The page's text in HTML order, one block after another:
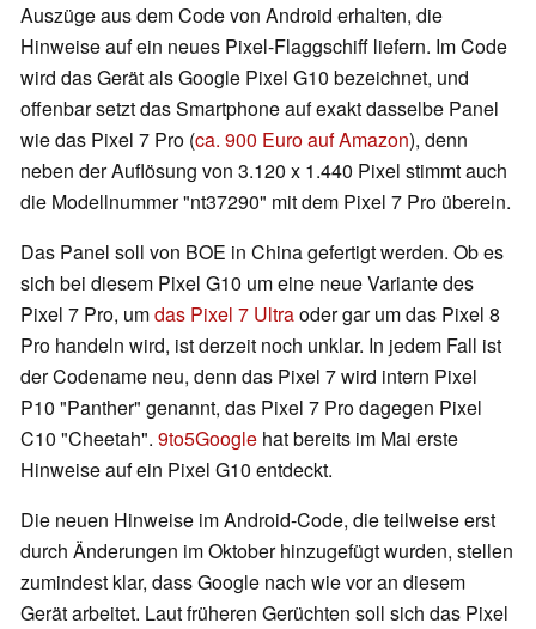
Auszüge aus dem Code von Android erhalten, die
Hinweise auf ein neues Pixel-Flaggschiff liefern. Im Code
wird das Gerät als Google Pixel G10 bezeichnet, und
offenbar setzt das Smartphone auf exakt dasselbe Panel
wie das Pixel 7 Pro (ca. 900 Euro auf Amazon), denn
neben der Auflösung von 3.120 x 1.440 Pixel stimmt auch
die Modellnummer "nt37290" mit dem Pixel 7 Pro überein.
Das Panel soll von BOE in China gefertigt werden. Ob es
sich bei diesem Pixel G10 um eine neue Variante des
Pixel 7 Pro, umdas Pixel 7 Ultraoder gar um das Pixel 8
Pro handeln wird, ist derzeit noch unklar. In jedem Fall ist
der Codename neu, denn das Pixel 7 wird intern Pixel
P10 "Panther" genannt, das Pixel 7 Pro dagegen Pixel
C10 "Cheetah". 9to5Google hat bereits im Mai erste
Hinweise auf ein Pixel G10 entdeckt.
Die neuen Hinweise im Android-Code, die teilweise erst
durch Änderungen im Oktober hinzugefügt wurden, stellen
zumindest klar, dass Google nach wie vor an diesem
Gerät arbeitet. Laut früheren Gerüchten soll sich das Pixel